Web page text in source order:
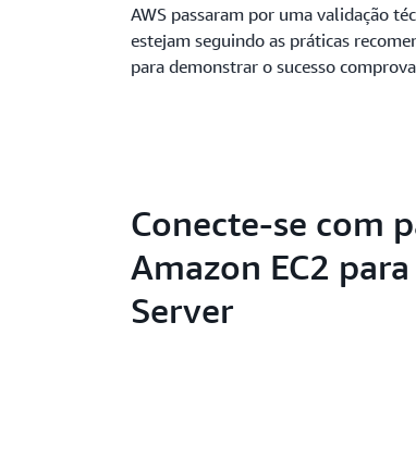
AWS passaram por uma validação
estejam seguindo as práticas
para demonstrar o sucesso
Conecte-se com
Amazon EC2
Server